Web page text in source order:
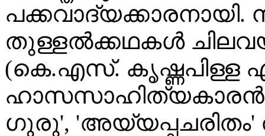
തുള്ളൽക്കഥകൾ
(കെ.എസ്. കൃഷ്ണപിള്ള
ഗുരു', 'അയ്യപ്പചരിതം'